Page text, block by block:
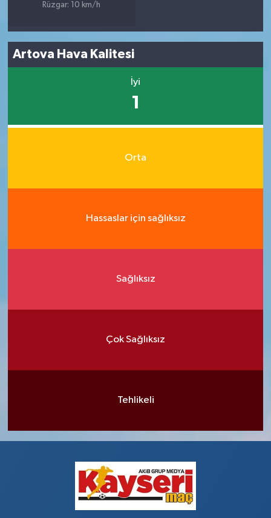
Rüzgar: 10 km/h
Artova Hava Kalitesi
İyi
1
Orta
Hassaslar için sağlıksız
Sağlıksız
Çok Sağlıksız
Tehlikeli